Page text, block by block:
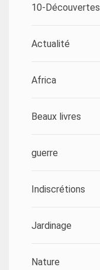
10-Découvertes
Actualité
Africa
Beaux livres
guerre
Indiscrétions
Jardinage
Nature